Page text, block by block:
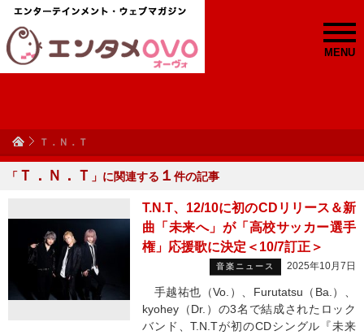
MENU
Ｔ．Ｎ．Ｔ
「 Ｔ．Ｎ．Ｔ 」に関連する １ 件の記事
T.N.T、12/10に初のCDリリース＆新
曲「未来へ」が「高校サッカー選手
権」応援歌に決定＜10/7訂正＞
音楽ニュース 2025年10月7日
手越祐也（Vo.）、Furutatsu（Ba.）、
kyohey（Dr.）の3名で結成されたロック
バンド、T.N.Tが初のCDシングル『未来